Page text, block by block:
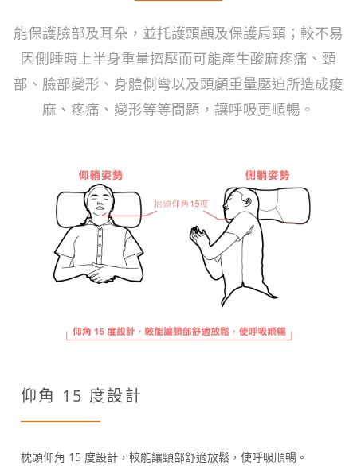
能保護臉部及耳朵，並托護頭顱及保護肩頸；較不易
因側睡時上半身重量擠壓而可能產生酸麻疼痛、頸
部、臉部變形、身體側彎以及頭顱重量壓迫所造成痠
麻、疼痛、變形等等問題，讓呼吸更順暢。
仰角 15 度設計
枕頭仰角 15 度設計，較能讓頸部舒適放鬆，使呼吸順暢。